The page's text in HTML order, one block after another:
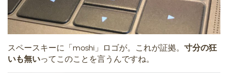
スペースキーに「moshi」ロゴが。これが証拠。 寸分の狂
いも無いってこのことを言うんですね。